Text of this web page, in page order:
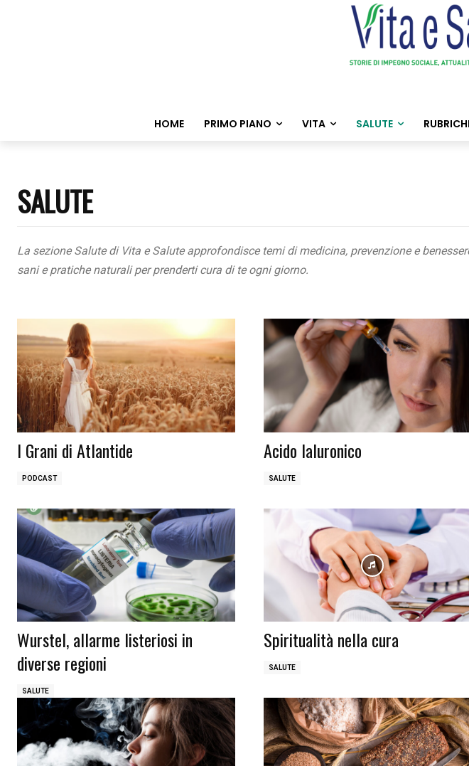
HOME PRIMO PIANO VITA SALUTE
SALUTE
La sezioneSalutedi Vita e Saluteapprofondisce temi di medicina, prevenzione e
sani e pratiche naturali per prenderti cura di te ogni giorno.
I Grani di Atlantide
PODCAST
Acido Ialuronico
SALUTE
Wurstel, allarme listeriosi in
diverse regioni
SALUTE
Spiritualità nella cura
SALUTE